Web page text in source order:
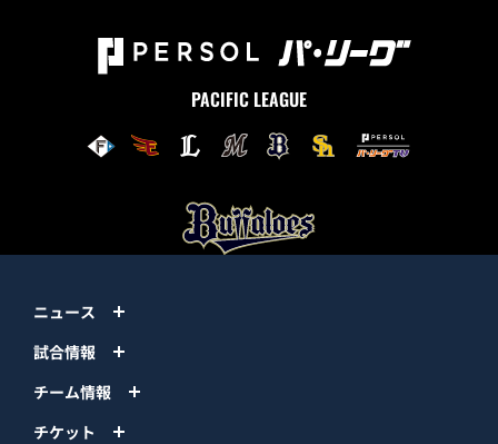
PACIFIC LEAGUE
ニュース
試合情報
チーム情報
チケット